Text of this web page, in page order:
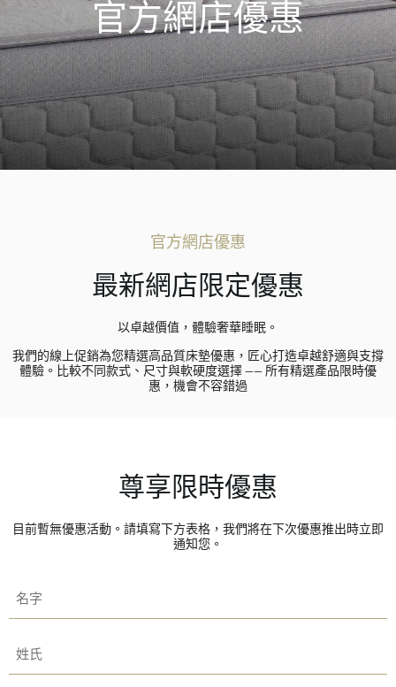
官方網店優惠
官方網店優惠
最新網店限定優惠
以卓越價值，體驗奢華睡眠。
我們的線上促銷為您精選高品質床墊優惠，匠心打造卓越舒適與支撐
體驗。比較不同款式、尺寸與軟硬度選擇 —— 所有精選產品限時優
惠，機會不容錯過
尊享限時優惠
目前暫無優惠活動。請填寫下方表格，我們將在下次優惠推出時立即
通知您。
字
氏